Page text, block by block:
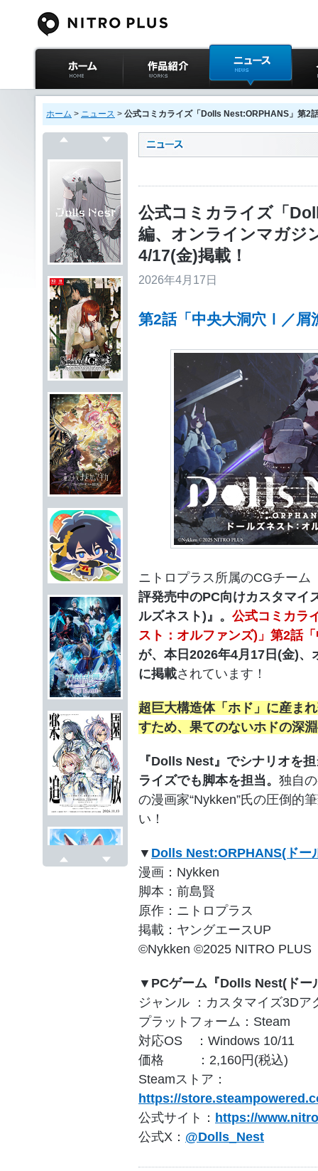
ニトロプラス公式
サイト ホーム
作品紹介 ニュース イベ
ホーム > ニュース > 公式コミカライズ「Dolls Nest:ORPHANS」第2
公式コミカライズ「
編、オンラインマガジ
4/17(金)掲載！
2026年4月17日
第2話「中央大洞穴Ⅰ／屑
ニトロプラス所属のCGチーム
評発売中のPC向けカスタマイ
ルズネスト)』。 公式コミカラ
スト：オルファンズ)」第2話
が、本日2026年4月17日(金)
に掲載されています！
超巨大構造体「ホド」に産ま
すため、果てのないホドの深
『Dolls Nest』でシナリオを
ライズでも脚本を担当。 独自
の漫画家“Nykken”氏の圧倒的
い！
▼ Dolls Nest:ORPHANS(ドー
漫画：Nykken
脚本：前島賢
原作：ニトロプラス
掲載：ヤングエースUP
©Nykken ©2025 NITRO PLUS
▼PCゲーム『Dolls Nest(ドー
ジャンル ：カスタマイズ3Dア
プラットフォーム：Steam
対応OS ：Windows 10/11
価格 ：2,160円(税込)
Steamストア：
https://
公式サイト： https://
公式X： @Dolls_Nest